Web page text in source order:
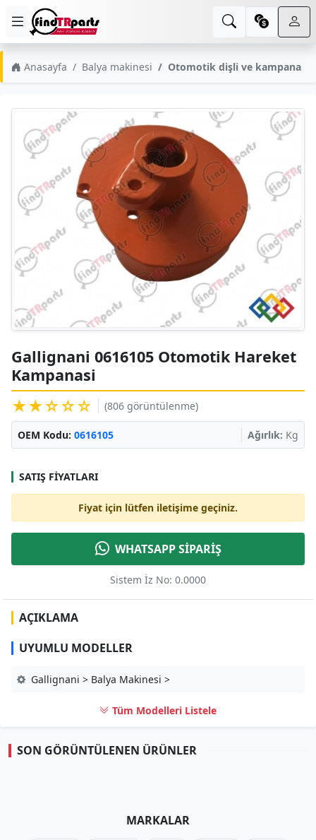
Anasayfa Balya makinesi Otomotik dişli ve kampana
Gallignani 0616105 Otomotik Hareket
Kampanasi
★★☆☆☆
(806 görüntülenme)
OEM Kodu: 0616105 Ağırlık: Kg
SATIŞ FIYATLARI
Fiyat için lütfen iletişime geçiniz.
WHATSAPP SİPARİŞ
Sistem İz No: 0.0000
AÇIKLAMA
UYUMLU MODELLER
Gallignani > Balya Makinesi >
Tüm Modelleri Listele
SON GÖRÜNTÜLENEN ÜRÜNLER
MARKALAR